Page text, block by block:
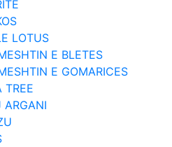
LOTUS
E BLETES
E GOMARICES
TREE